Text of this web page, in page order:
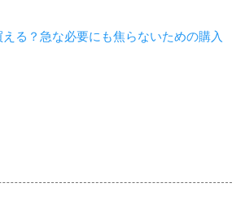
る？急な必要にも焦らないための購入